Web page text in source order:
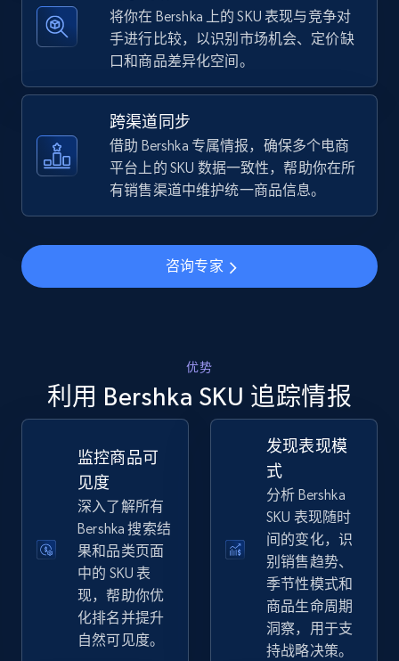
URL, Title, Available, Description, Currency, Initial
price, Final price, Discount percent, and more.
TikTok Shop - discover records by shop url
URL, Title, Available, Description, Currency, Initial
668+
Seller id, URL, Seller name, Description, Detailed
info, Stars, Feedbacks, Return policy, and more.
立即开始
URL, Product id, Title, Seller name, Seller rating,
Seller reviews, Breadcrumbs, Root category, and
more.
2.5K+ 359+ 立即开始
将你在 Bershka 上的 SKU 表现与竞争对
手进行比较，以识别市场机会、定价缺
口和商品差异化空间。
跨渠道同步
借助 Bershka 专属情报，确保多个电商
平台上的 SKU 数据一致性，帮助你在所
有销售渠道中维护统一商品信息。
咨询专家
优势
利用 Bershka SKU 追踪情报
监控商品可
见度
深入了解所有
Bershka 搜索结
果和品类页面
中的 SKU 表
现，帮助你优
化排名并提升
自然可见度。
发现表现模
式
分析 Bershka
SKU 表现随时
间的变化，识
别销售趋势、
季节性模式和
商品生命周期
洞察，用于支
持战略决策。